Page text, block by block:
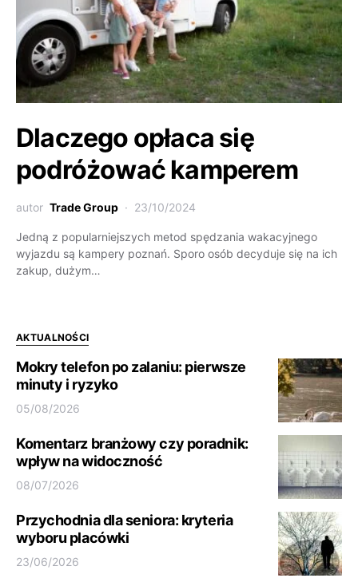
Dlaczego opłaca się
podróżować kamperem
autor Trade Group 23/10/2024
Jedną z popularniejszych metod spędzania wakacyjnego
wyjazdu są kampery poznań. Sporo osób decyduje się na ich
zakup, dużym…
AKTUALNOŚCI
Mokry telefon po zalaniu: pierwsze
minuty i ryzyko
05/08/2026
Komentarz branżowy czy poradnik:
wpływ na widoczność
08/07/2026
Przychodnia dla seniora: kryteria
wyboru placówki
23/06/2026